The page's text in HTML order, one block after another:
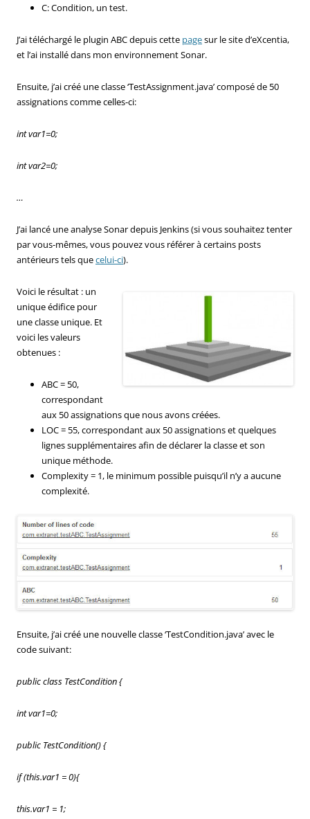
C: Condition, un test.
J’ai téléchargé le plugin ABC depuis cette pagesur le site d’eXcentia,
et l’ai installé dans mon environnement Sonar.
Ensuite, j’ai créé une classe ‘TestAssignment.java’ composé de 50
assignations comme celles-ci:
int var1=0;
int var2=0;
…
J’ai lancé une analyse Sonar depuis Jenkins (si vous souhaitez tenter
par vous-mêmes, vous pouvez vous référer à certains posts
antérieurs tels quecelui-ci).
Voici le résultat : un
unique édifice pour
une classe unique. Et
voici les valeurs
obtenues :
ABC = 50,
correspondant
aux 50 assignations que nous avons créées.
LOC = 55, correspondant aux 50 assignations et quelques
lignes supplémentaires afin de déclarer la classe et son
unique méthode.
Complexity = 1, le minimum possible puisqu’il n’y a aucune
complexité.
Ensuite, j’ai créé une nouvelle classe ‘TestCondition.java’ avec le
code suivant:
public class TestCondition {
int var1=0;
public TestCondition() {
if (this.var1 = 0){
this.var1 = 1;